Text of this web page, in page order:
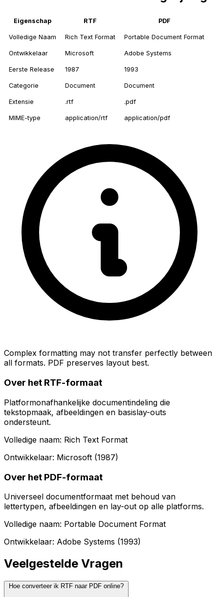
Eigenschap RTF PDF
Volledige Naam Rich Text Format Portable Document Format
Ontwikkelaar Microsoft Adobe Systems
Eerste Release 1987 1993
Categorie Document Document
Extensie .rtf .pdf
MIME-type application/rtf application/pdf
Complex formatting may not transfer perfectly between
all formats. PDF preserves layout best.
Over het RTF-formaat
Platformonafhankelijke documentindeling die
tekstopmaak, afbeeldingen en basislay-outs
ondersteunt.
Volledige naam: Rich Text Format
Ontwikkelaar: Microsoft (1987)
Over het PDF-formaat
Universeel documentformaat met behoud van
lettertypen, afbeeldingen en lay-out op alle platforms.
Volledige naam: Portable Document Format
Ontwikkelaar: Adobe Systems (1993)
Veelgestelde Vragen
Hoe converteer ik RTF naar PDF online?